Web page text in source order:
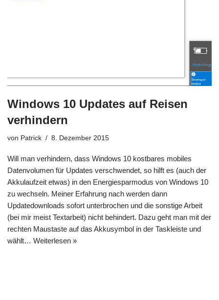
Windows 10 Updates auf Reisen
verhindern
von Patrick 8. Dezember 2015
Will man verhindern, dass Windows 10 kostbares mobiles
Datenvolumen für Updates verschwendet, so hilft es (auch der
Akkulaufzeit etwas) in den Energiesparmodus von Windows 10
zu wechseln. Meiner Erfahrung nach werden dann
Updatedownloads sofort unterbrochen und die sonstige Arbeit
(bei mir meist Textarbeit) nicht behindert. Dazu geht man mit der
rechten Maustaste auf das Akkusymbol in der Taskleiste und
wählt… Weiterlesen »